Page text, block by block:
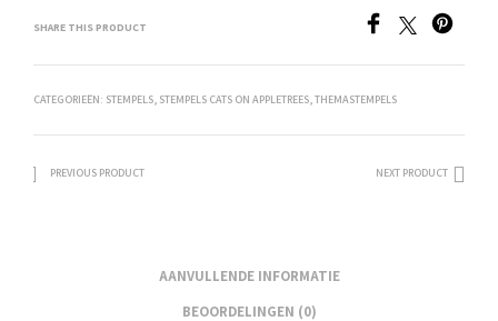
SHARE THIS PRODUCT
CATEGORIEËN: STEMPELS, STEMPELS CATS ON APPLETREES,THEMASTEMPELS
PREVIOUS PRODUCT NEXT PRODUCT
AANVULLENDE INFORMATIE
BEOORDELINGEN (0)